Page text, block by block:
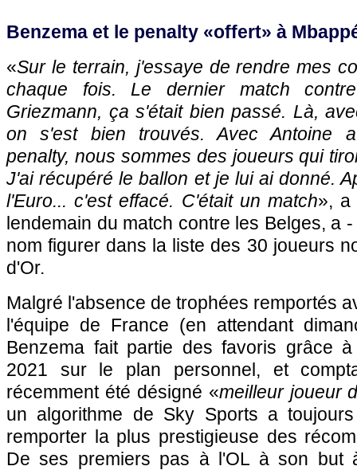
Benzema et le penalty «offert» à
«Sur le terrain, j'essaye de rendre mes
chaque fois. Le dernier match
Griezmann, ça s'était bien passé. Là,
on s'est bien trouvés. Avec Antoine
penalty, nous sommes des joueurs qui
J'ai récupéré le ballon et je lui ai donné.
l'Euro... c'est effacé. C'était un match», a
lendemain du match contre les Belges, a
nom figurer dans la liste des 30 joueurs
d'Or.
Malgré l'absence de trophées remportés
l'équipe de France (en attendant
Benzema fait partie des favoris grâce
2021 sur le plan personnel, et
récemment été désigné «meilleur joueur
un algorithme de Sky Sports a
remporter la plus prestigieuse des
De ses premiers pas à l'OL à son but